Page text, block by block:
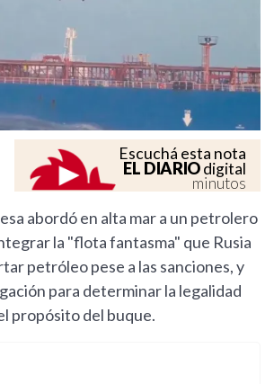
Escuchá esta nota
EL DIARIOdigital
minutos
abordó en alta mar a un petrolero
la "flota fantasma" que Rusia
petróleo pese a las sanciones, y
para determinar la legalidad
propósito del buque.